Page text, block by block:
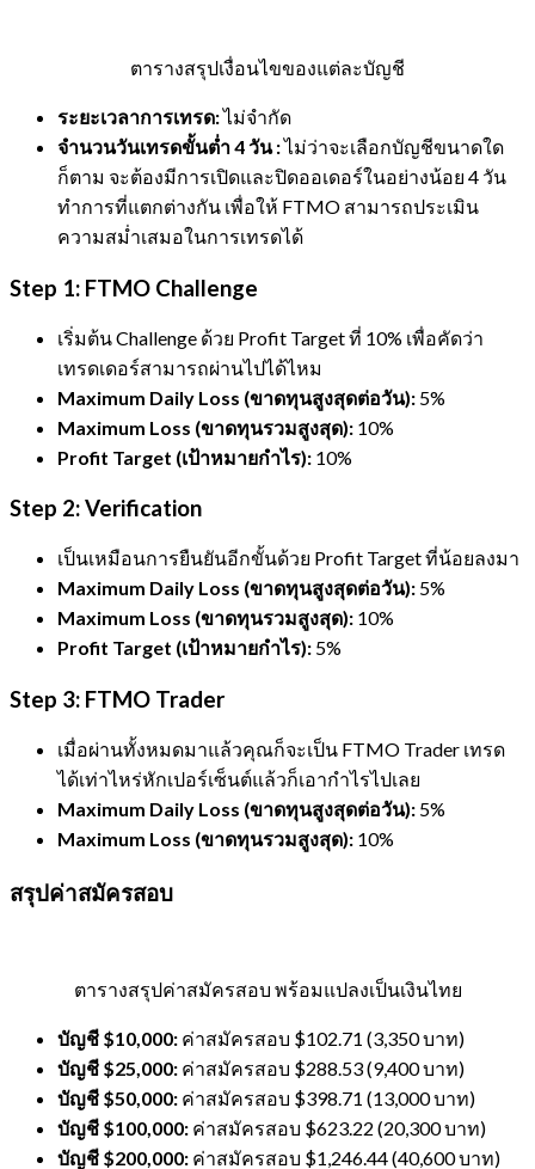
ตารางสรุปเงื่อนไขของแต่ละบัญชี
ระยะเวลาการเทรด:ไม่จำกัด
จำนวนวันเทรดขั้นต่ำ 4 วัน :ไม่ว่าจะเลือกบัญชีขนาดใด
ก็ตาม จะต้องมีการเปิดและปิดออเดอร์ในอย่างน้อย 4 วัน
ทำการที่แตกต่างกัน เพื่อให้ FTMO สามารถประเมิน
ความสม่ำเสมอในการเทรดได้
Step 1: FTMO Challenge
เริ่มต้น Challenge ด้วย Profit Target ที่ 10% เพื่อคัดว่า
เทรดเดอร์สามารถผ่านไปได้ไหม
Maximum Daily Loss (ขาดทุนสูงสุดต่อวัน): 5%
Maximum Loss (ขาดทุนรวมสูงสุด): 10%
Profit Target (เป้าหมายกำไร): 10%
Step 2: Verification
เป็นเหมือนการยืนยันอีกขั้นด้วย Profit Target ที่น้อยลงมา
Maximum Daily Loss (ขาดทุนสูงสุดต่อวัน): 5%
Maximum Loss (ขาดทุนรวมสูงสุด): 10%
Profit Target (เป้าหมายกำไร): 5%
Step 3: FTMO Trader
เมื่อผ่านทั้งหมดมาแล้วคุณก็จะเป็น FTMO Trader เทรด
ได้เท่าไหร่หักเปอร์เซ็นต์แล้วก็เอากำไรไปเลย
Maximum Daily Loss (ขาดทุนสูงสุดต่อวัน): 5%
Maximum Loss (ขาดทุนรวมสูงสุด): 10%
สรุปค่าสมัครสอบ
ตารางสรุปค่าสมัครสอบ พร้อมแปลงเป็นเงินไทย
บัญชี $10,000: ค่าสมัครสอบ $102.71 (3,350 บาท)
บัญชี $25,000: ค่าสมัครสอบ $288.53 (9,400 บาท)
บัญชี $50,000: ค่าสมัครสอบ $398.71 (13,000 บาท)
บัญชี $100,000: ค่าสมัครสอบ $623.22 (20,300 บาท)
บัญชี $200,000: ค่าสมัครสอบ $1,246.44 (40,600 บาท)